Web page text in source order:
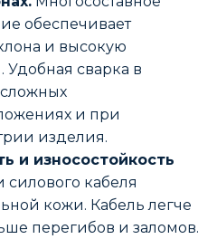
обеспечивает
и высокую
Удобная сварка в
сложных
и при
изделия.
и износостойкость
силового кабеля
кожи. Кабель легче
перегибов и заломов.